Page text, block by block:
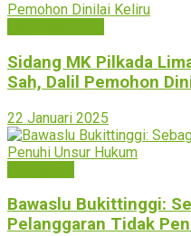
Sidang MK Pilkada
Sah, Dalil Pemohon
22 Januari 2025
Bawaslu Bukittinggi:
Pelanggaran Tidak